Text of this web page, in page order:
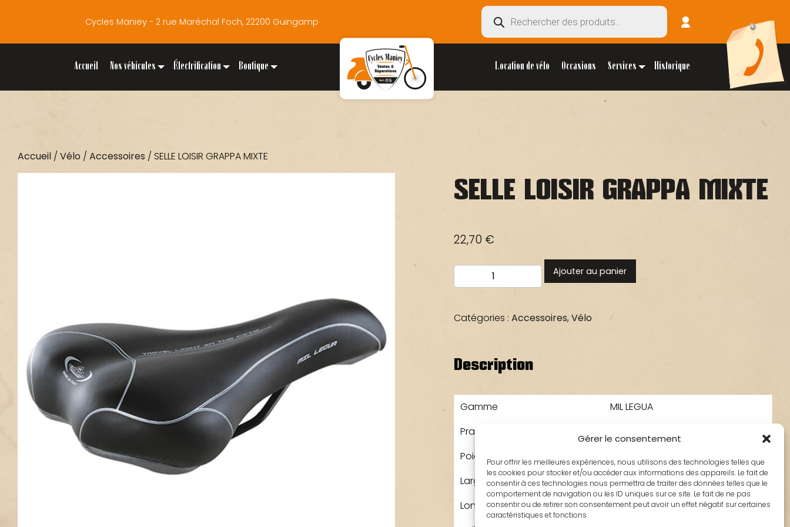
Gérer le consentement
Pour offrir les meilleures expériences, nous utilisons des technologies telles que
les cookies pour stocker et/ou accéder aux informations des appareils. Le fait de
consentir à ces technologies nous permettra de traiter des données telles que le
comportement de navigation ou les ID uniques sur ce site. Le fait de ne pas
consentir ou de retirer son consentement peut avoir un effet négatif sur certaines
caractéristiques et fonctions.
Cycles Maniey - 2 rue Maréchal Foch, 22200 Guingamp
Recherche
produits
Accueil Nos véhicules Électrification Boutique Location de vélo Occasions Services Historique
Accueil / Vélo / Accessoires / SELLE LOISIR GRAPPA MIXTE
SELLE LOISIR GRAPPA MIXTE
22,70 €
de
LOISIR
Ajouter au panier
Catégories : Accessoires, Vélo
Description
Gamme
MIL LEGUA
Pratique
Poids en grammes
Largeur en mm
160
Longueur en mm
275